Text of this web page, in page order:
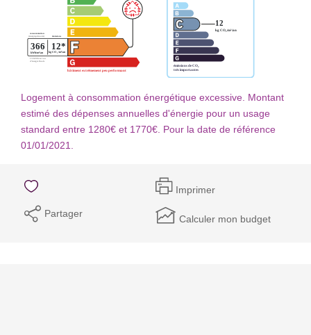
Logement à consommation énergétique excessive. Montant
estimé des dépenses annuelles d'énergie pour un usage
standard entre 1280€ et 1770€. Pour la date de référence
01/01/2021.
Imprimer
Partager Calculer mon budget